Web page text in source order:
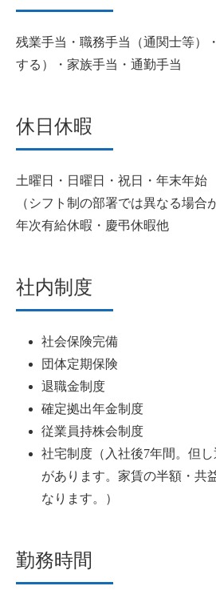
残業手当・職務手当（通関士等）
する）・家族手当・通勤手当
休日休暇
土曜日・日曜日・祝日・年末年始
（シフト制の部署では異なる場合
年次有給休暇・慶弔休暇他
社内制度
社会保険完備
団体定期保険
退職金制度
確定拠出年金制度
従業員持株会制度
社宅制度（入社後7年間。但
があります。家賃の半額・共
なります。）
勤務時間